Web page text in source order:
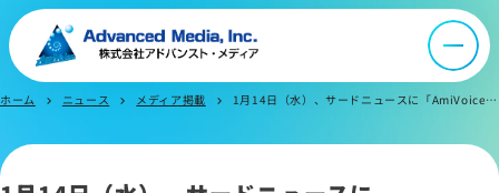
会社案内
ホーム chevron_right ニュース chevron_right メディア掲載 chevron_right 1月14日（水）、サードニュースに「AmiVoice® SalesBoost」シリーズを活用した事業案のNext Edge Tokyoへの採択が紹介されました。